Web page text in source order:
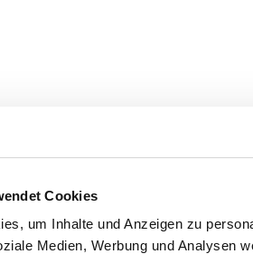
Cookies
um Inhalte und Anzeigen zu
Medien, Werbung und Analysen